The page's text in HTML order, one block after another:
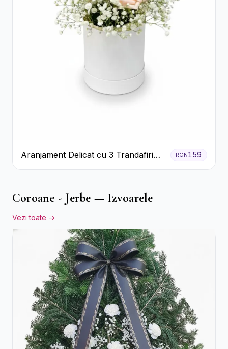
Aranjament Delicat cu 3 Trandafiri
Roz în Cutie Albă
RON159
Coroane - Jerbe — Izvoarele
Vezi toate →